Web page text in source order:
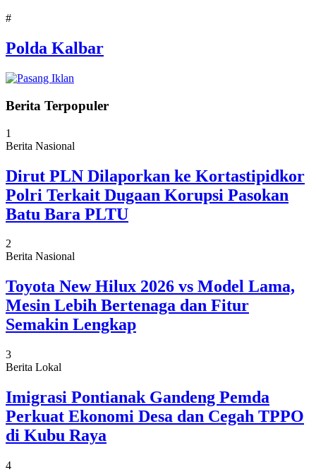
#
Polda Kalbar
Berita Terpopuler
1
Berita Nasional
Dirut PLN Dilaporkan ke Kortastipidkor
Polri Terkait Dugaan Korupsi Pasokan
Batu Bara PLTU
2
Berita Nasional
Toyota New Hilux 2026 vs Model Lama,
Mesin Lebih Bertenaga dan Fitur
Semakin Lengkap
3
Berita Lokal
Imigrasi Pontianak Gandeng Pemda
Perkuat Ekonomi Desa dan Cegah TPPO
di Kubu Raya
4